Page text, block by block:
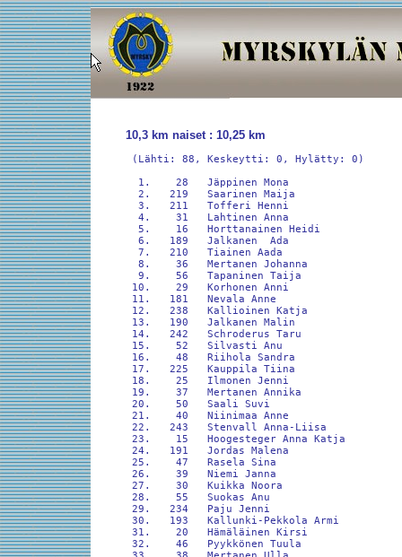
10,3 km naiset : 10,25 km
(Lähti: 88, Keskeytti: 0, Hylätty: 0)
1.    28   Jäppinen Mona
2.   219   Saarinen Maija
3.   211   Tofferi Henni
4.    31   Lahtinen Anna
5.    16   Horttanainen Heidi
6.   189   Jalkanen  Ada
7.   210   Tiainen Aada
8.    36   Mertanen Johanna
9.    56   Tapaninen Taija
10.    29   Korhonen Anni
11.   181   Nevala Anne
12.   238   Kallioinen Katja
13.   190   Jalkanen Malin
14.   242   Schroderus Taru
15.    52   Silvasti Anu
16.    48   Riihola Sandra
17.   225   Kauppila Tiina
18.    25   Ilmonen Jenni
19.    37   Mertanen Annika
20.    50   Saali Suvi
21.    40   Niinimaa Anne
22.   243   Stenvall Anna-Liisa
23.    15   Hoogesteger Anna Katja
24.   191   Jordas Malena
25.    47   Rasela Sina
26.    39   Niemi Janna
27.    30   Kuikka Noora
28.    55   Suokas Anu
29.   234   Paju Jenni
30.   193   Kallunki-Pekkola Armi
31.    20   Hämäläinen Kirsi
32.    46   Pyykkönen Tuula